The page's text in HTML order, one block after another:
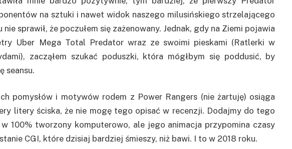
na sztuki i nawet widok naszego milusińskiego strzelającego
sprawił, że poczułem się zażenowany. Jednak, gdy na Ziemi pojawia
Uber Mega Total Predator wraz ze swoimi pieskami (Ratlerki w
zacząłem szukać poduszki, która mógłbym się poddusić, by
seansu.
pomysłów i motywów rodem z Power Rangers (nie żartuję) osiąga
litery ściska, że nie mogę tego opisać w recenzji. Dodajmy do tego
100% tworzony komputerowo, ale jego animacja przypomina czasy
CGI, które dzisiaj bardziej śmieszy, niż bawi. I to w 2018 roku.